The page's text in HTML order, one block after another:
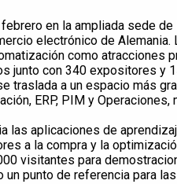
en la ampliada sede
electrónico de Alemania.
como atracciones
junto con 340 expositores y
traslada a un espacio más
ERP, PIM y Operaciones,
las aplicaciones de
a la compra y la
visitantes para
punto de referencia para